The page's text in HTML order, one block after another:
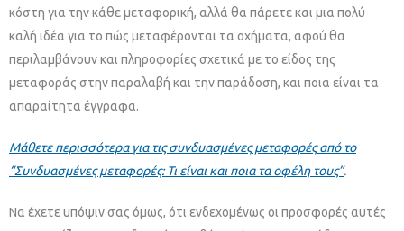
κόστη για την κάθε μεταφορική, αλλά θα πάρετε και μια πολύ
καλή ιδέα για το πώς μεταφέρονται τα οχήματα, αφού θα
περιλαμβάνουν και πληροφορίες σχετικά με το είδος της
μεταφοράς στην παραλαβή και την παράδοση, και ποια είναι τα
απαραίτητα έγγραφα.
Μάθετε περισσότερα για τις συνδυασμένες μεταφορές από το
“Συνδυασμένες μεταφορές: Τι είναι και ποια τα οφέλη τους”.
Να έχετε υπόψιν σας όμως, ότι ενδεχομένως οι προσφορές αυτές